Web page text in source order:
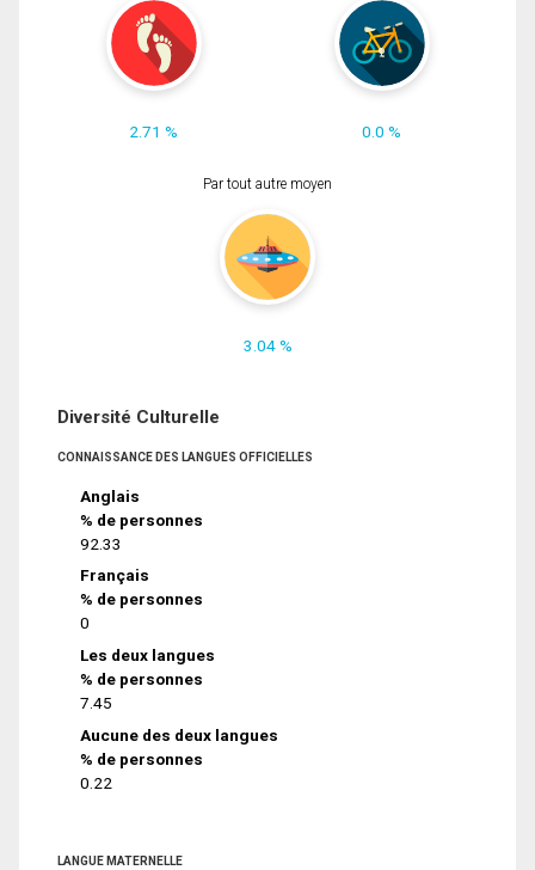
2.71 % 0.0 %
Par tout autre moyen
3.04 %
Diversité Culturelle
CONNAISSANCE DES LANGUES OFFICIELLES
Anglais
% de personnes
92.33
Français
% de personnes
0
Les deux langues
% de personnes
7.45
Aucune des deux langues
% de personnes
0.22
LANGUE MATERNELLE